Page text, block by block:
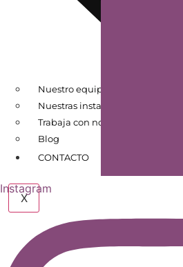
Nuestro equipo
Nuestras instalaciones
Trabaja con nosotros
Blog
CONTACTO
X
Instagram